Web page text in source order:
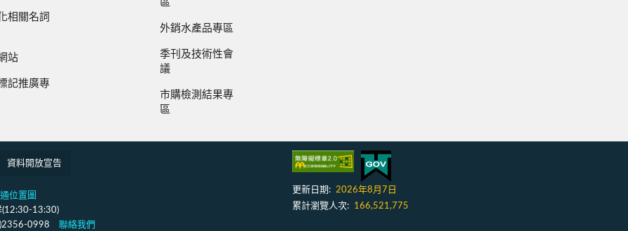
相關名詞
站
記推廣專
區
外銷水產品專區
季刊及技術性會
議
市購檢測結果專
區
資料開放宣告
位置圖
(12:30-13:30)
0998 聯絡我們
更新日期: 2026年8月7日
累計瀏覽人次:
166,521,775